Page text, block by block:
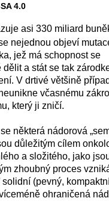
4.0
asi 330 miliard
nejednou objeví
jež má schopnost se
a stát se tak
V drtivé většině
včasnému
který ji zničí.
některá nádorová
důležitým cílem
a složitého, jako
zhoubný proces
solidní (pevný,
ohraničená